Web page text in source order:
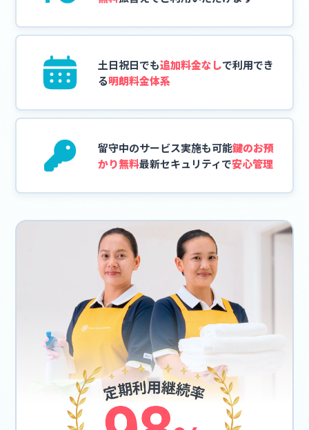
土日祝日でも追加料金なしで利用でき
る明朗料金体系
留守中のサービス実施も可能鍵のお預
かり無料最新セキュリティで安心管理